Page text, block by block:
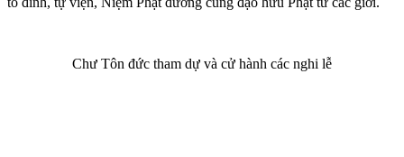
Chư Tôn đức tham dự và cử hành các nghi lễ